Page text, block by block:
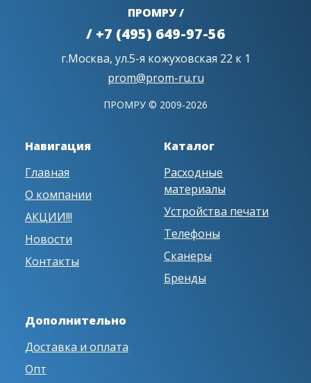
ПРОМРУ /
/ +7 (495) 649-97-56
г.Москва, ул.5-я кожуховская 22 к 1
prom@prom-ru.ru
ПРОМРУ © 2009-2026
Навигация
Главная
О компании
АКЦИИ!!!
Новости
Контакты
Каталог
Расходные
материалы
Устройства печати
Телефоны
Сканеры
Бренды
Дополнительно
Доставка и оплата
Опт